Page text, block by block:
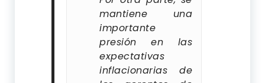
mantiene una
importante
presión en las
expectativas
inflacionarias de